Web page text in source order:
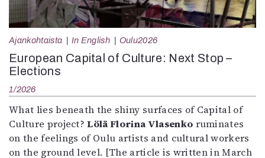
Ajankohtaista In English Oulu2026
European Capital of Culture: Next Stop –
Elections
1/2026
What lies beneath the shiny surfaces of Capital of
Culture project?Lölä Florina Vlasenko ruminates
on the feelings of Oulu artists and cultural workers
on the ground level. [The article is written in March